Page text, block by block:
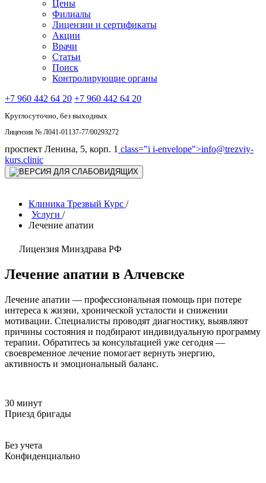
Цены
Филиалы
Лицензии и сертификаты
Акции
Врачи
Статьи
Поиск
Контролирующие органы
+7 960 442 64 20 +7 960 442 64 20
Круглосуточно, без выходных
Лицензия № Л041-01137-77/00293272
проспект Ленина, 5, корп. 1 class="i i-envelope">info@trezviy-
kurs.clinic
Клиника Трезвый Курс /
Услуги /
Лечение апатии
Лицензия Минздрава РФ
Лечение апатии в Алчевске
Лечение апатии — профессиональная помощь при потере
интереса к жизни, хронической усталости и снижении
мотивации. Специалисты проводят диагностику, выявляют
причины состояния и подбирают индивидуальную программу
терапии. Обратитесь за консультацией уже сегодня —
своевременное лечение помогает вернуть энергию,
активность и эмоциональный баланс.
30 минут
Приезд бригады
Без учета
Конфиденциально